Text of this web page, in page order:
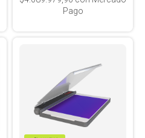
Pago